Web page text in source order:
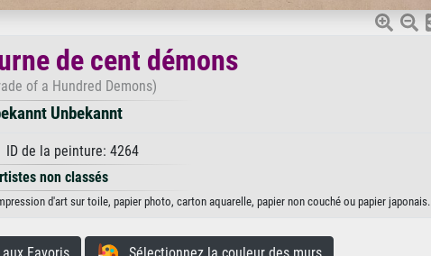
de cent démons
of a Hundred Demons)
Unbekannt
ID de la peinture: 4264
non classés
d'art sur toile, papier photo, carton aquarelle, papier non couché ou papier japonais.